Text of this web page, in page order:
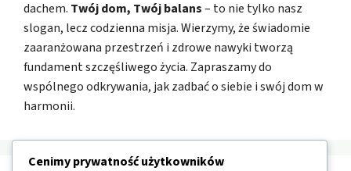
dachem. Twój dom, Twój balans– to nie tylko nasz
slogan, lecz codzienna misja. Wierzymy, że świadomie
zaaranżowana przestrzeń i zdrowe nawyki tworzą
fundament szczęśliwego życia. Zapraszamy do
wspólnego odkrywania, jak zadbać o siebie i swój dom w
harmonii.
Cenimy prywatność użytkowników